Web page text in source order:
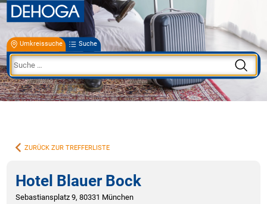
Umkreissuche Suche
ZURÜCK ZUR TREFFERLISTE
Hotel Blauer Bock
Sebastiansplatz 9, 80331 München